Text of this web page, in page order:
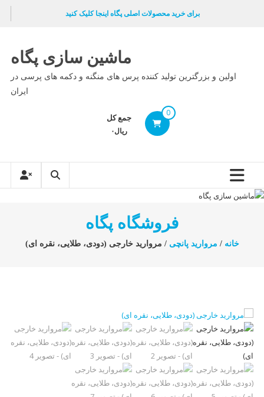
برای خرید محصولات اصلی پگاه اینجا کلیک کنید
ماشین سازی پگاه
اولین و بزرگترین تولید کننده پرس های منگنه و دکمه های پرسی در
ایران
0 جمع کل
ریال۰
فروشگاه پگاه
خانه / مروارید پانچی / مروارید خارجی (دودی، طلایی، نقره ای)